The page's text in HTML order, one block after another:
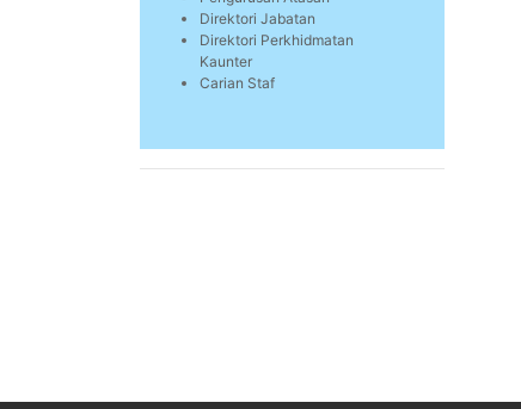
Direktori Jabatan
Direktori Perkhidmatan
Kaunter
Carian Staf